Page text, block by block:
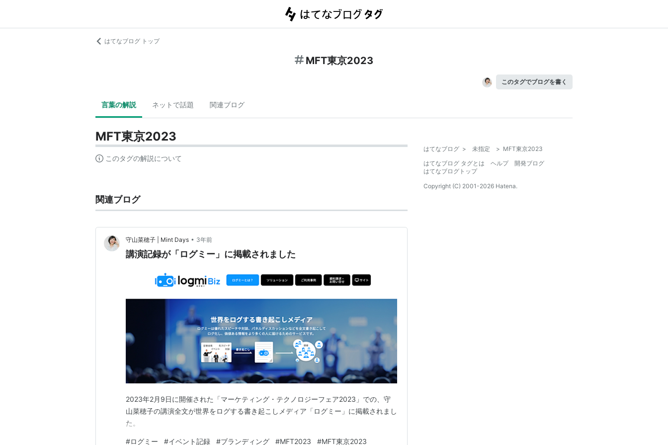
はてなブログ トップ
MFT東京2023
このタグでブログを書く
言葉の解説 ネットで話題 関連ブログ
MFT東京2023
このタグの解説について
関連ブログ
守山菜穂子 | Mint Days • 3年前
講演記録が「ログミー」に掲載されました
2023年2月9日に開催された「マーケティング・テクノロジーフェア2023」での、守
山菜穂子の講演全文が世界をログする書き起こしメディア「ログミー」に掲載されまし
た。
#ログミー #イベント記録 #ブランディング #MFT2023 #MFT東京2023
はてなブログ > 未指定 > MFT東京2023
はてなブログ タグとは
ヘルプ
開発ブログ
はてなブログトップ
Copyright (C) 2001-2026 Hatena.